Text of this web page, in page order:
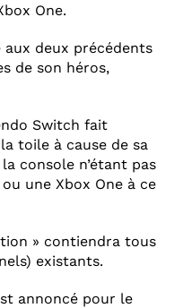
One.
deux précédents
de son héros,
Switch fait
toile à cause de sa
console n’étant pas
une Xbox One à ce
» contiendra tous
existants.
annoncé pour le